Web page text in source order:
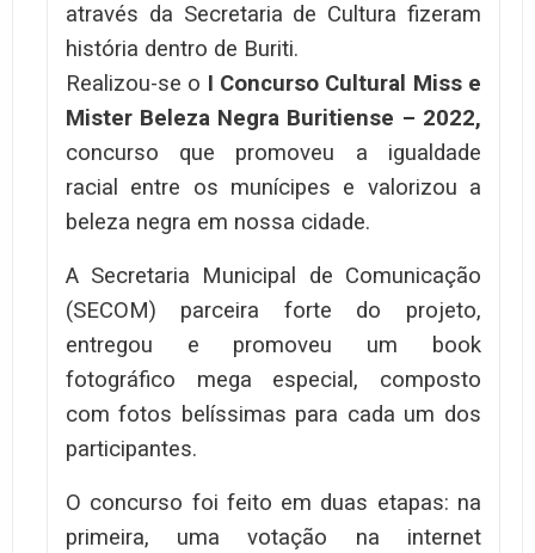
através da Secretaria de Cultura fizeram
história dentro de Buriti.
Realizou-se o I Concurso Cultural Miss e
Mister Beleza Negra Buritiense – 2022,
concurso que promoveu a igualdade
racial entre os munícipes e valorizou a
beleza negra em nossa cidade.
A Secretaria Municipal de Comunicação
(SECOM) parceira forte do projeto,
entregou e promoveu um book
fotográfico mega especial, composto
com fotos belíssimas para cada um dos
participantes.
O concurso foi feito em duas etapas: na
primeira, uma votação na internet